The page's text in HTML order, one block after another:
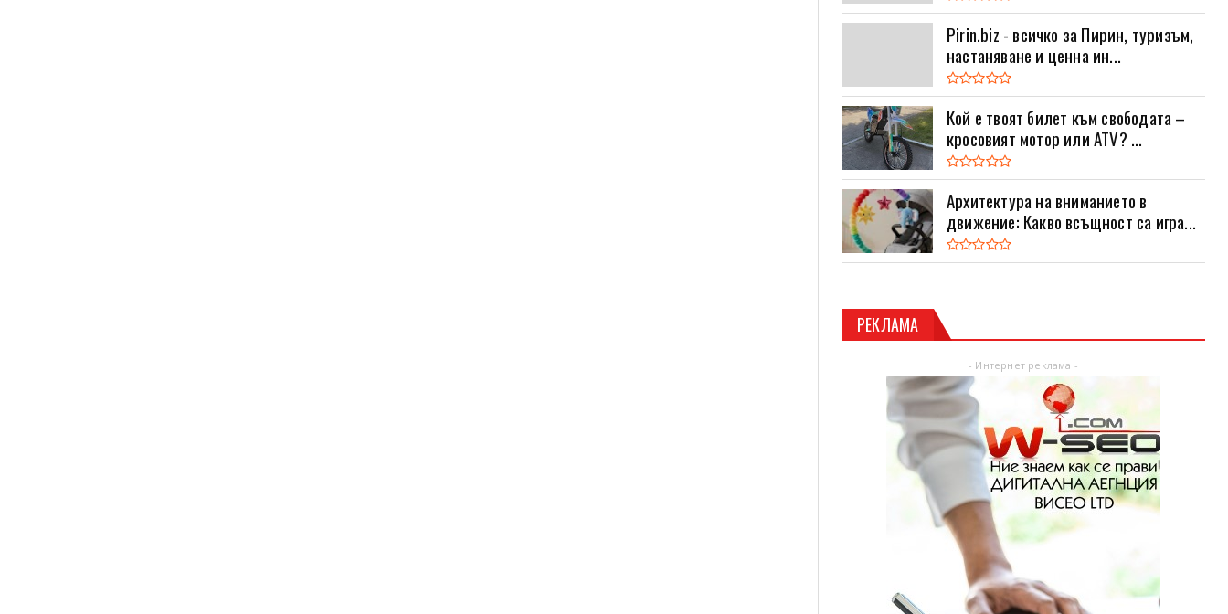
Pirin.biz - всичко за Пирин, туризъм,
настаняване и ценна ин...
Кой е твоят билет към свободата –
кросовият мотор или ATV? ...
Архитектура на вниманието в
движение: Какво всъщност са игра...
РЕКЛАМА
- Интернет реклама -